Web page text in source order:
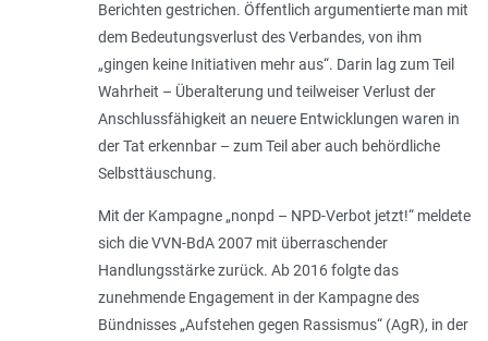
Berichten gestrichen. Öffentlich argumentierte man mit
dem Bedeutungsverlust des Verbandes, von ihm
„gingen keine Initiativen mehr aus“. Darin lag zum Teil
Wahrheit – Überalterung und teilweiser Verlust der
Anschlussfähigkeit an neuere Entwicklungen waren in
der Tat erkennbar – zum Teil aber auch behördliche
Selbsttäuschung.
Mit der Kampagne „nonpd – NPD-Verbot jetzt!“ meldete
sich die VVN-BdA 2007 mit überraschender
Handlungsstärke zurück. Ab 2016 folgte das
zunehmende Engagement in der Kampagne des
Bündnisses „Aufstehen gegen Rassismus“ (AgR), in der